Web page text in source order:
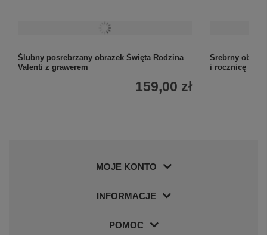
Ślubny posrebrzany obrazek Święta Rodzina
Valenti z grawerem
159,00 zł
Srebrny
i rocznicę z
MOJE KONTO
INFORMACJE
POMOC